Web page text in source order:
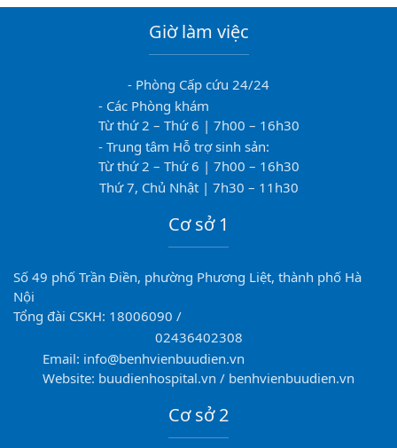
Giờ làm việc
- Phòng Cấp cứu 24/24
- Các Phòng khám
Từ thứ 2 – Thứ 6 | 7h00 – 16h30
- Trung tâm Hỗ trợ sinh sản:
Từ thứ 2 – Thứ 6 | 7h00 – 16h30
Thứ 7, Chủ Nhật | 7h30 – 11h30
Cơ sở 1
Số 49 phố Trần Điền, phường Phương Liệt, thành phố Hà
Nội
Tổng đài CSKH: 18006090 /
02436402308
Email: info@benhvienbuudien.vn
Website: buudienhospital.vn / benhvienbuudien.vn
Cơ sở 2